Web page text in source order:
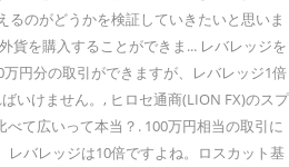
るのがどうかを検証していきたいと思いま
貨を購入することができま... レバレッジを
円分の取引ができますが、レバレッジ1倍
いけません。, ヒロセ通商(LION FX)のスプ
て広いって本当？. 100万円相当の取引に
レバレッジは10倍ですよね。ロスカット基